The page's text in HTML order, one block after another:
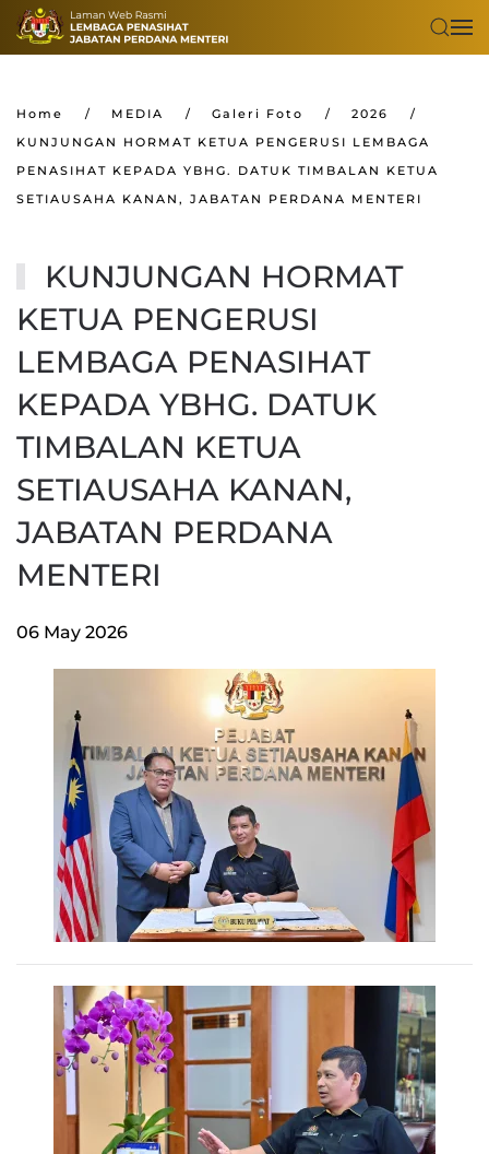
Skip to main content
Home MEDIA Galeri Foto
2026
KUNJUNGAN HORMAT KETUA PENGERUSI LEMBAGA
PENASIHAT KEPADA YBHG. DATUK TIMBALAN KETUA
SETIAUSAHA KANAN, JABATAN PERDANA MENTERI
KUNJUNGAN HORMAT
KETUA PENGERUSI
LEMBAGA PENASIHAT
KEPADA YBHG. DATUK
TIMBALAN KETUA
SETIAUSAHA KANAN,
JABATAN PERDANA
MENTERI
06 May 2026